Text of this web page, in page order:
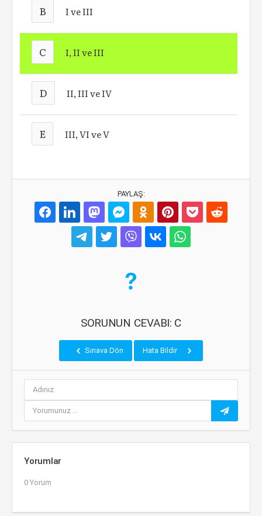
B I ve III
C I, II ve III
D II, III ve IV
E III, VI ve V
PAYLAŞ:
SORUNUN CEVABI: C
Sınava Dön Hata Bildir
Yorumlar
0 Yorum